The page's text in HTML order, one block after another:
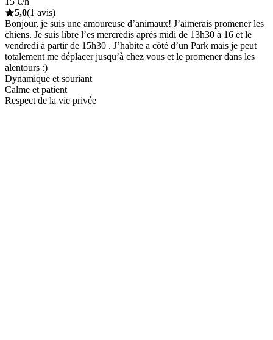
5,0(1 avis)
Bonjour, je suis une amoureuse d’animaux! J’aimerais promener les
chiens. Je suis libre l’es mercredis après midi de 13h30 à 16 et le
vendredi à partir de 15h30 . J’habite a côté d’un Park mais je peut
totalement me déplacer jusqu’à chez vous et le promener dans les
alentours :)
Dynamique et souriant
Calme et patient
Respect de la vie privée